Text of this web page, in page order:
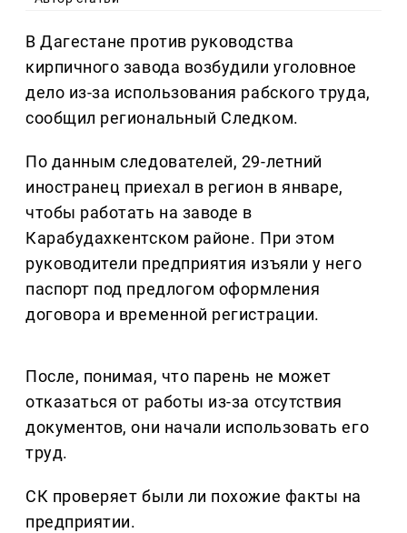
В Дагестане против руководства
кирпичного завода возбудили уголовное
дело из-за использования рабского труда,
сообщил региональный Следком.
По данным следователей, 29-летний
иностранец приехал в регион в январе,
чтобы работать на заводе в
Карабудахкентском районе. При этом
руководители предприятия изъяли у него
паспорт под предлогом оформления
договора и временной регистрации.
После, понимая, что парень не может
отказаться от работы из-за отсутствия
документов, они начали использовать его
труд.
СК проверяет были ли похожие факты на
предприятии.